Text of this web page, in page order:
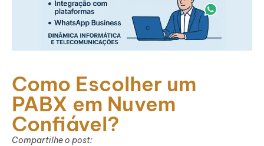
Como Escolher um
PABX em Nuvem
Confiável?
Compartilhe o post: